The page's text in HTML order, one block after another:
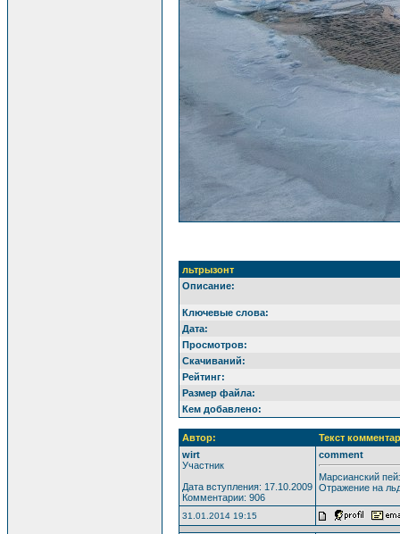
льтрызонт
Описание:
Ключевые слова:
Дата:
Просмотров:
Скачиваний:
Рейтинг:
Размер файла:
Кем добавлено:
Автор:
Текст
wirt
Участник
Дата вступления: 17.10.2009
Комментарии: 906
comment
Марсианский
Отражение на
31.01.2014 19:15